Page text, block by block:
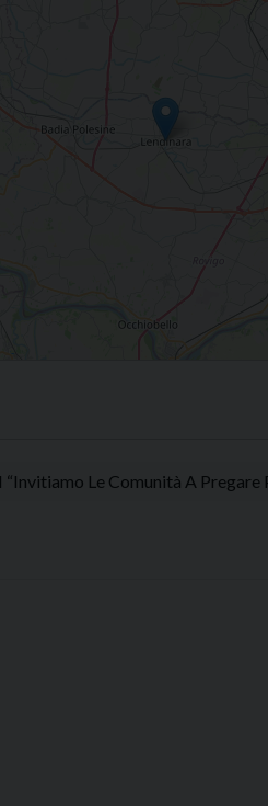
Le Comunità A Pregare